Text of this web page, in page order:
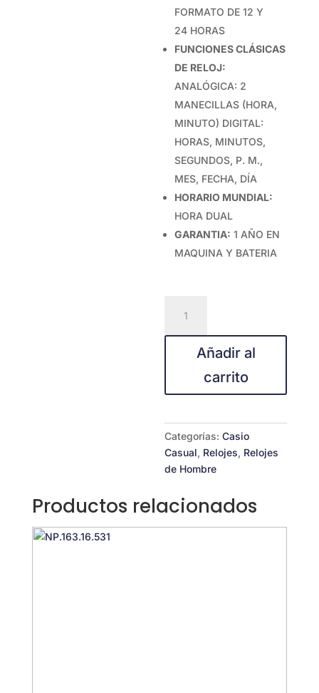
FORMATO DE 12 Y
24 HORAS
FUNCIONES CLÁSICAS
DE RELOJ:
ANALÓGICA: 2
MANECILLAS (HORA,
MINUTO) DIGITAL:
HORAS, MINUTOS,
SEGUNDOS, P. M.,
MES, FECHA, DÍA
HORARIO MUNDIAL:
HORA DUAL
GARANTIA: 1 AÑO EN
MAQUINA Y BATERIA
STANDARD
MTP-
1303SG-
cantidad
Añadir al
carrito
Categorías:Casio
Casual, Relojes, Relojes
de Hombre
Productos relacionados